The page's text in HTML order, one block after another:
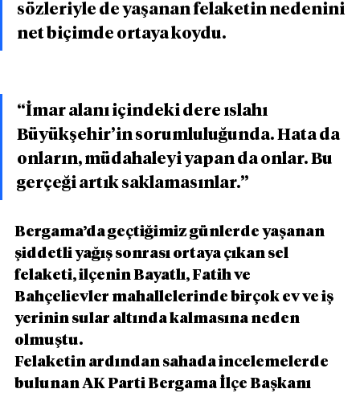
sözleriyle de yaşanan felaketin nedenini
net biçimde ortaya koydu.
“İmar alanı içindeki dere ıslahı
Büyükşehir’in sorumluluğunda. Hata da
onların, müdahaleyi yapan da onlar. Bu
gerçeği artık saklamasınlar.”
Bergama’da geçtiğimiz günlerde yaşanan
şiddetli yağış sonrası ortaya çıkan sel
felaketi, ilçenin Bayatlı, Fatih ve
Bahçelievler mahallelerinde birçok ev ve iş
yerinin sular altında kalmasına neden
olmuştu.
Felaketin ardından sahada incelemelerde
bulunan AK Parti Bergama İlçe Başkanı